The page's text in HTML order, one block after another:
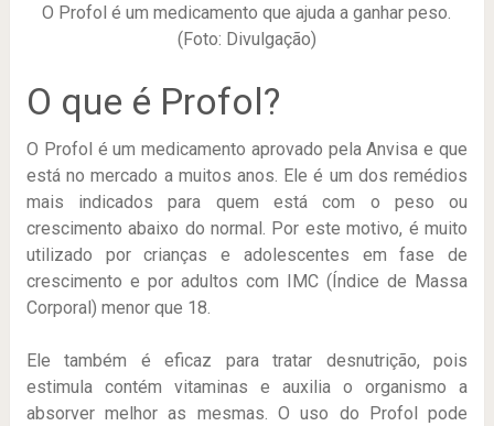
O Profol é um medicamento que ajuda a ganhar peso.
(Foto: Divulgação)
O que é Profol?
O Profol é um medicamento aprovado pela Anvisa e que
está no mercado a muitos anos. Ele é um dos remédios
mais indicados para quem está com o peso ou
crescimento abaixo do normal. Por este motivo, é muito
utilizado por crianças e adolescentes em fase de
crescimento e por adultos com IMC (Índice de Massa
Corporal) menor que 18.
Ele também é eficaz para tratar desnutrição, pois
estimula contém vitaminas e auxilia o organismo a
absorver melhor as mesmas. O uso do Profol pode